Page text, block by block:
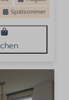
Spätsommer